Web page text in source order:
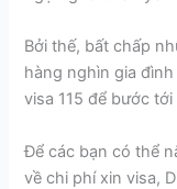
Bởi thế, bất chấp
hàng nghìn gia
visa 115 để bước
Để các bạn có thể
về chi phí xin visa,